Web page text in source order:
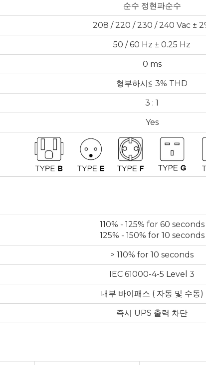
순수 정현파순수
208 / 220 / 230 / 240 Vac ±
50 / 60 Hz ± 0.25 Hz
0 ms
형부하시≦ 3% THD
3 : 1
Yes
110% - 125% for 60 seconds
125% - 150% for 10 seconds
> 110% for 10 seconds
IEC 61000-4-5 Level 3
내부 바이패스 ( 자동 및 수동)
즉시 UPS 출력 차단